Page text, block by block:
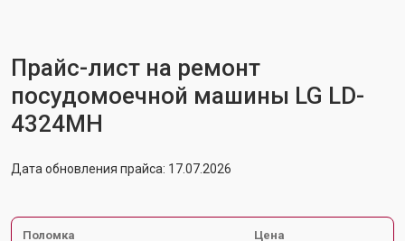
Прайс-лист на ремонт
посудомоечной машины LG LD-
4324MH
Дата обновления прайса: 17.07.2026
Поломка Цена